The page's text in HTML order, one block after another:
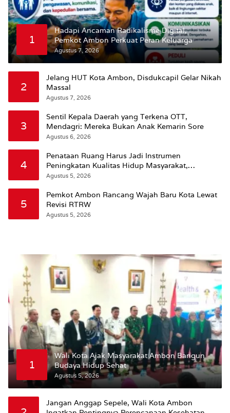
1
Hadapi Ancaman Radikalisme Digital,
Pemkot Ambon Perkuat Peran Keluarga
Agustus 7, 2026
2
Jelang HUT Kota Ambon, Disdukcapil Gelar Nikah
Massal
Agustus 7, 2026
3
Sentil Kepala Daerah yang Terkena OTT,
Mendagri: Mereka Bukan Anak Kemarin Sore
Agustus 6, 2026
4
Penataan Ruang Harus Jadi Instrumen
Peningkatan Kualitas Hidup Masyarakat,
Wattimena: Revisi RT-RW Ditetapkan Pemkot
Agustus 5, 2026
5
Pemkot Ambon Rancang Wajah Baru Kota Lewat
Revisi RTRW
Agustus 5, 2026
1
Wali Kota Ajak Masyarakat Ambon Bangun
Budaya Hidup Sehat
Agustus 5, 2026
Jangan Anggap Sepele, Wali Kota Ambon